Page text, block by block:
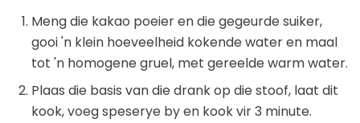
Meng die kakao poeier en die gegeurde suiker,
gooi 'n klein hoeveelheid kokende water en maal
tot 'n homogene gruel, met gereelde warm water.
Plaas die basis van die drank op die stoof, laat dit
kook, voeg speserye by en kook vir 3 minute.